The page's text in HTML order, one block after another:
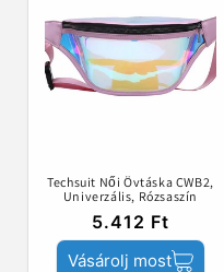
Techsuit Női Övtáska CWB2,
Univerzális, Rózsaszín
5.412 Ft
Vásárolj most